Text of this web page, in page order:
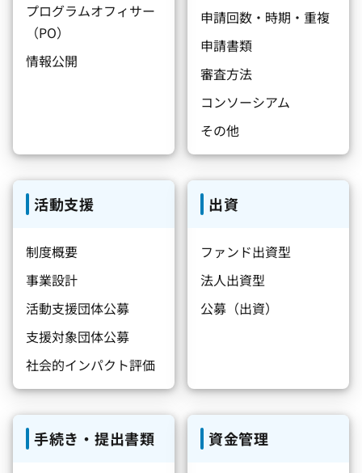
プログラムオフィサー
（PO）
情報公開
申請回数・時期・重複
申請書類
審査方法
コンソーシアム
その他
活動支援
制度概要
事業設計
活動支援団体公募
支援対象団体公募
社会的インパクト評価
出資
ファンド出資型
法人出資型
公募（出資）
手続き・提出書類 資金管理